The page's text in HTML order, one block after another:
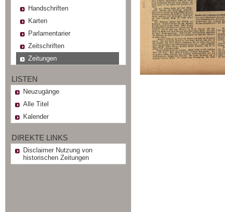
Handschriften
Karten
Parlamentarier
Zeitschriften
Zeitungen
LISTEN
Neuzugänge
Alle Titel
Kalender
DIREKTE LINKS
Disclaimer Nutzung von
historischen Zeitungen